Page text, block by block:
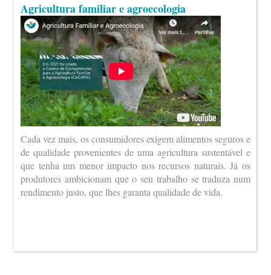
Agricultura familiar e agroecologia
Cada vez mais, os consumidores exigem alimentos seguros e
de qualidade provenientes de uma agricultura sustentável e
que tenha um menor impacto nos recursos naturais. Já os
produtores ambicionam que o seu trabalho se traduza num
rendimento justo, que lhes garanta qualidade de vida.